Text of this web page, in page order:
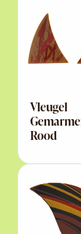
Vleugel
Rood